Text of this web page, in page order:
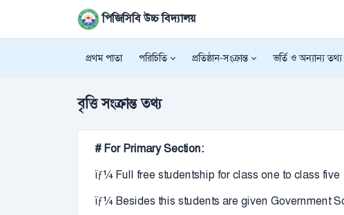
পিজিসিবি উচ্চ বিদ্যালয়
প্রথম পাতা পরিচিতি প্রতিষ্ঠান-সংক্রান্ত ভর্তি ও অন্যান্য তথ্য
বৃত্তি সংক্রান্ত তথ্য
# For Primary Section:
ïƒ¼ Full free studentship for class one to class five
ïƒ¼ Besides this students are given Government